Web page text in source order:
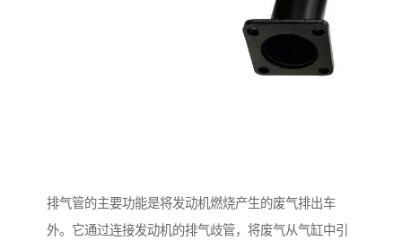
排气管的主要功能是将发动机燃烧产生的废气排出车
外。它通过连接发动机的排气歧管，将废气从气缸中引